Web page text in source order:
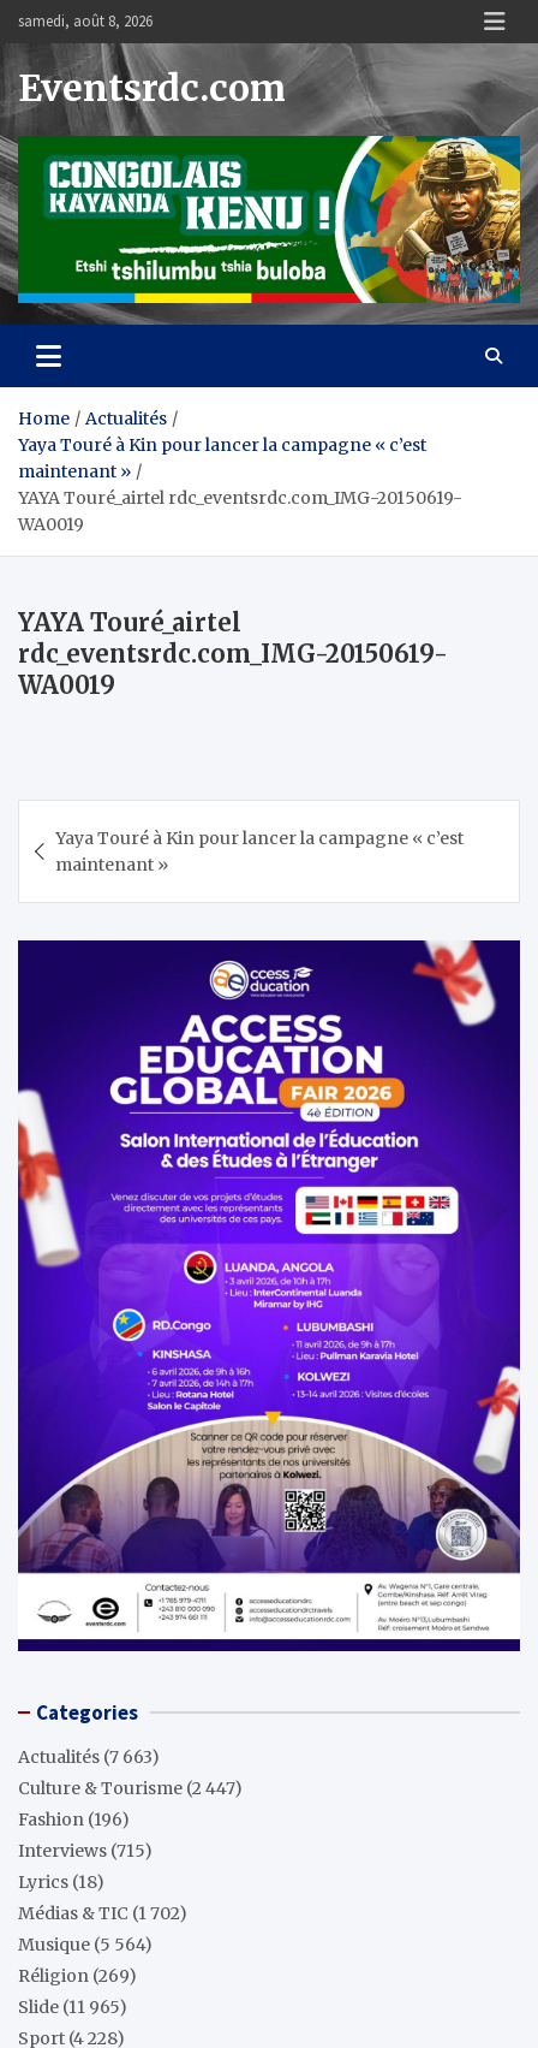
content
samedi, août 8, 2026
Eventsrdc.com
Home
Actualités
Yaya Touré à Kin pour lancer la campagne « c’est
maintenant »
YAYA Touré_airtel rdc_eventsrdc.com_IMG-20150619-
WA0019
YAYA Touré_airtel
rdc_eventsrdc.com_IMG-20150619-
WA0019
de
l’article
Yaya Touré à Kin pour lancer la campagne « c’est
maintenant »
Categories
Actualités (7 663)
Culture & Tourisme (2 447)
Fashion (196)
Interviews (715)
Lyrics (18)
Médias & TIC (1 702)
Musique (5 564)
Réligion (269)
Slide (11 965)
Sport (4 228)